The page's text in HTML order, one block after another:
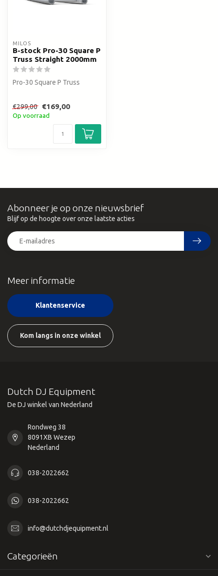
MILOS
B-stock Pro-30 Square P
Truss Straight 2000mm
Pro-30 Square P Truss
€299,00 €169,00
Op voorraad
Meer informatie
Klantenservice
Kom langs in onze winkel
Abonneer je op onze nieuwsbrief
Blijf op de hoogte over onze laatste acties
Dutch DJ Equipment
De DJ winkel van Nederland
Rondweg 38
8091XB Wezep
Nederland
038-2022662
038-2022662
info@dutchdjequipment.nl
Categorieën